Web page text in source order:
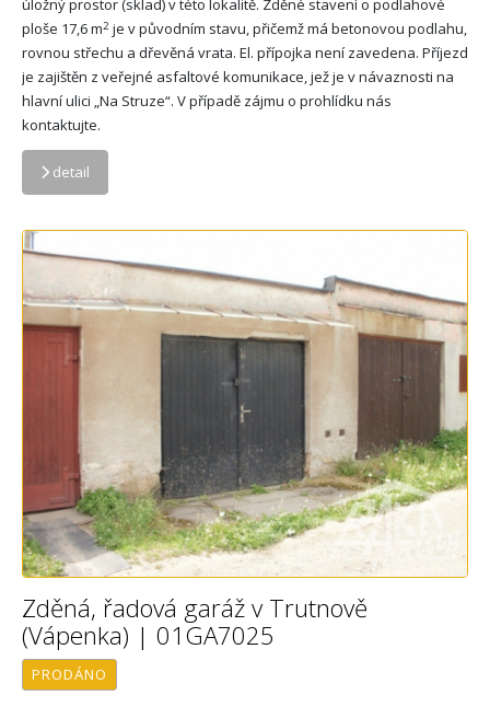
úložný prostor (sklad) v této lokalitě. Zděné stavení o podlahové
ploše 17,6 m2 je v původním stavu, přičemž má betonovou podlahu,
rovnou střechu a dřevěná vrata. El. přípojka není zavedena. Příjezd
je zajištěn z veřejné asfaltové komunikace, jež je v návaznosti na
hlavní ulici „Na Struze“. V případě zájmu o prohlídku nás
kontaktujte.
detail
Zděná, řadová garáž v Trutnově
(Vápenka) | 01GA7025
PRODÁNO